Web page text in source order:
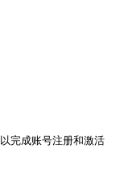
完成账号注册和激活